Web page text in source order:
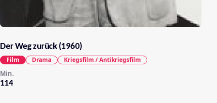
Der Weg zurück (1960)
114
Min.
Film Drama Kriegsfilm / Antikriegsfilm